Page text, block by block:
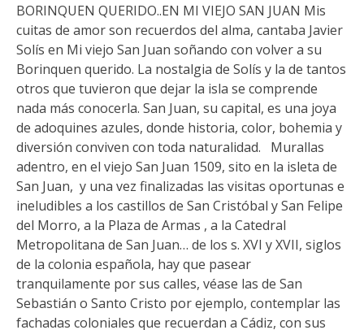
BORINQUEN QUERIDO..EN MI VIEJO SAN JUAN Mis
cuitas de amor son recuerdos del alma, cantaba Javier
Solís en Mi viejo San Juan soñando con volver a su
Borinquen querido. La nostalgia de Solís y la de tantos
otros que tuvieron que dejar la isla se comprende
nada más conocerla. San Juan, su capital, es una joya
de adoquines azules, donde historia, color, bohemia y
diversión conviven con toda naturalidad. Murallas
adentro, en el viejo San Juan 1509, sito en la isleta de
San Juan, y una vez finalizadas las visitas oportunas e
ineludibles a los castillos de San Cristóbal y San Felipe
del Morro, a la Plaza de Armas , a la Catedral
Metropolitana de San Juan… de los s. XVI y XVII, siglos
de la colonia española, hay que pasear
tranquilamente por sus calles, véase las de San
Sebastián o Santo Cristo por ejemplo, contemplar las
fachadas coloniales que recuerdan a Cádiz, con sus